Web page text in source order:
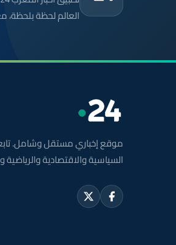
العالم لحظة
موقع إخباري مستقل وشامل.
السياسية والاقتصادية